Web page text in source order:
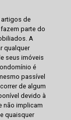
de
parte do
A
qualquer
seus imóveis
é
passível
de algum
devido à
não implicam
quaisquer